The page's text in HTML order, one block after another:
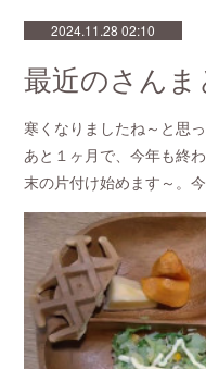
2024.11.28 02:10
最近のさん
寒くなりましたね～と思
あと１ヶ月で、今年も終
末の片付け始めます～。